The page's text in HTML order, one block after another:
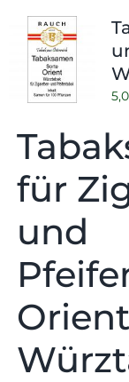
Tabak
Zubehör
für
und
Orient